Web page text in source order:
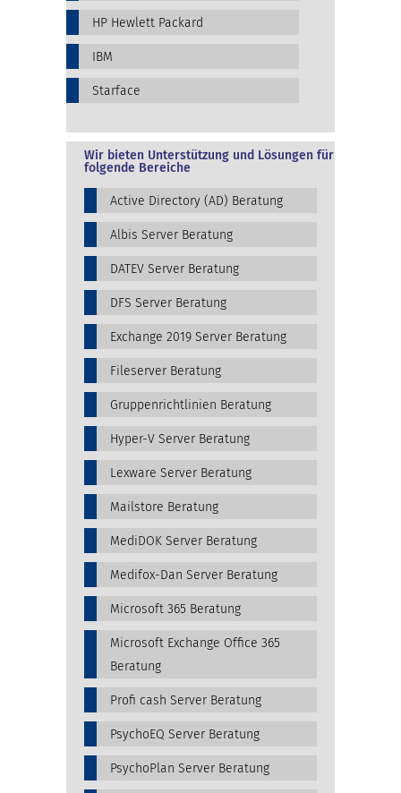
HP Hewlett Packard
IBM
Starface
Wir bieten Unterstützung und Lösungen für
folgende Bereiche
Active Directory (AD) Beratung
Albis Server Beratung
DATEV Server Beratung
DFS Server Beratung
Exchange 2019 Server Beratung
Fileserver Beratung
Gruppenrichtlinien Beratung
Hyper-V Server Beratung
Lexware Server Beratung
Mailstore Beratung
MediDOK Server Beratung
Medifox-Dan Server Beratung
Microsoft 365 Beratung
Microsoft Exchange Office 365
Beratung
Profi cash Server Beratung
PsychoEQ Server Beratung
PsychoPlan Server Beratung